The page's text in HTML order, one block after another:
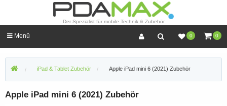
Der Spezialist für mobile Technik & Zubehör
0 0
Menü
iPad & Tablet Zubehör Apple iPad mini 6 (2021) Zubehör
Apple iPad mini 6 (2021) Zubehör